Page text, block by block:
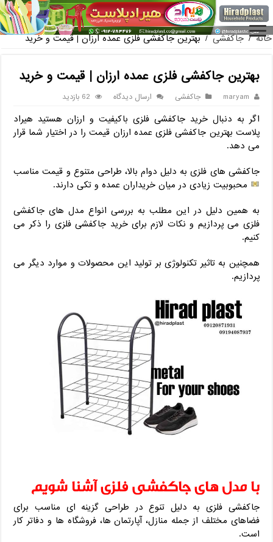
فروش گلدان پلاستیکی گلخانه به صورت آنلاین
خانه / جاکفشی / بهترین جاکفشی فلزی عمده ارزان | قیمت و خرید
بهترین جاکفشی فلزی عمده ارزان | قیمت و خرید
maryam جاکفشی ارسال دیدگاه 62 بازدید
اگر به دنبال خرید جاکفشی فلزی باکیفیت و ارزان هستید هیراد
پلاست بهترین جاکفشی فلزی عمده ارزان قیمت را در اختیار شما قرار
می دهد.
جاکفشی های فلزی به دلیل دوام بالا، طراحی متنوع و قیمت مناسب
محبوبیت زیادی در میان خریداران عمده و تکی دارند.
به همین دلیل در این مطلب به بررسی انواع مدل های جاکفشی
فلزی می پردازیم و نکات لازم برای خرید جاکفشی فلزی را ذکر می
کنیم.
همچنین به تاثیر تکنولوژی بر تولید این محصولات و موارد دیگر می
پردازیم.
با مدل های جاکفشی فلزی آشنا شویم
جاکفشی فلزی به دلیل تنوع در طراحی گزینه ای مناسب برای
فضاهای مختلف از جمله منازل، آپارتمان ها، فروشگاه ها و دفاتر کار
است.